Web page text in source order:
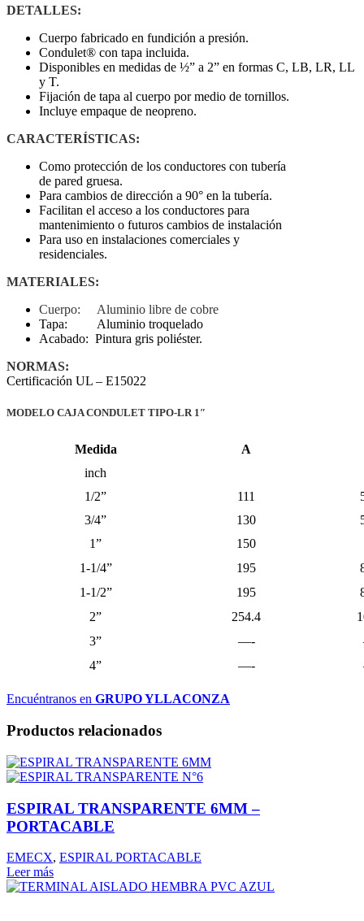
DETALLES:
Cuerpo fabricado en fundición a presión.
Condulet® con tapa incluida.
Disponibles en medidas de ½” a 2” en formas C, LB, LR, LL
y T.
Fijación de tapa al cuerpo por medio de tornillos.
Incluye empaque de neopreno.
CARACTERÍSTICAS:
Como protección de los conductores con tubería
de pared gruesa.
Para cambios de dirección a 90° en la tubería.
Facilitan el acceso a los conductores para
mantenimiento o futuros cambios de instalación
Para uso en instalaciones comerciales y
residenciales.
MATERIALES:
Cuerpo: Aluminio libre de cobre
Tapa: Aluminio troquelado
Acabado: Pintura gris poliéster.
NORMAS:
Certificación UL – E15022
MODELO CAJA CONDULET TIPO-LR 1″
Medida
A
inch
1/2”
111
3/4”
130
1”
150
1-1/4”
195
1-1/2”
195
2”
254.4
3”
—-
4”
—-
Encuéntranos en GRUPO YLLACONZA
Productos relacionados
ESPIRAL TRANSPARENTE 6MM –
PORTACABLE
EMECX, ESPIRAL PORTACABLE
Leer más